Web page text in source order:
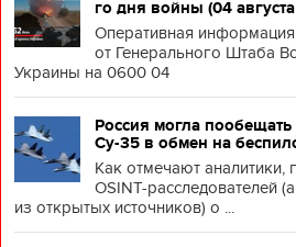
го дня войны (04
Оперативная
от Генерального Штаба
Украины на 0600 04
Россия могла
Су-35 в обмен на
Как отмечают аналитики,
OSINT-расследователей
из открытых источников) о ...